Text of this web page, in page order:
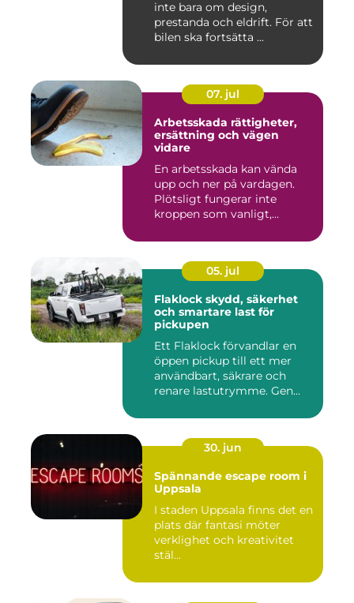
inte bara om design,
prestanda och eldrift. För att
bilen ska fortsätta ...
07. jul
Arbetsskada rättigheter,
ersättning och vägen
vidare
En arbetsskada kan vända
upp och ner på vardagen.
Plötsligt fungerar inte
kroppen som vanligt,
05. jul
Flaklock skydd, säkerhet
och smartare last för
pickupen
Ett Flaklock förvandlar en
öppen pickup till ett mer
användbart, säkrare och
renare lastutrymme. Gen...
30. jun
Spännande escape room i
Uppsala
I staden Uppsala finns det en
plats där fantasi möter
verklighet och kreativitet
stäl...